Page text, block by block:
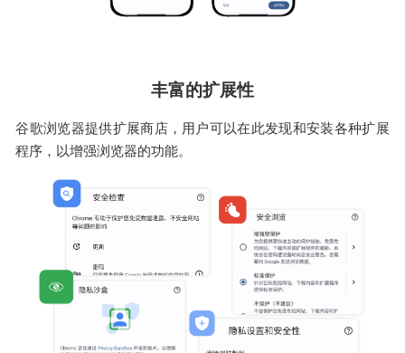
丰富的扩展性
谷歌浏览器提供扩展商店，用户可以在此发现和安装各种扩展
程序，以增强浏览器的功能。